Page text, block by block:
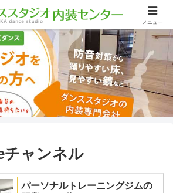
チャンネル
パーソナルトレーニングジムの
メニュー